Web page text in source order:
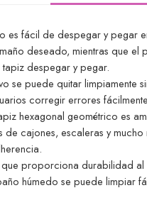
fácil de despegar y pegar
deseado, mientras que
despegar y pegar.
se puede quitar limpiamente
corregir errores
hexagonal geométrico es
cajones, escaleras y
proporciona durabilidad
húmedo se puede